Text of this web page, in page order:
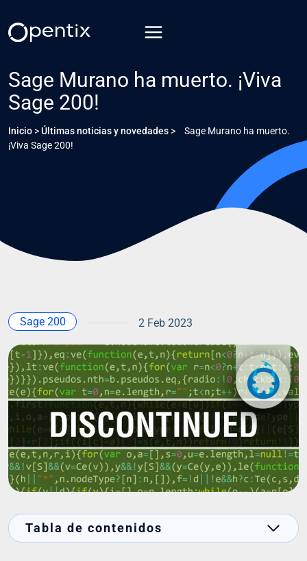
contenido
Sage Murano ha muerto. ¡Viva
Sage 200!
Inicio >Últimas noticias y novedades >
Sage Murano ha muerto.
¡Viva Sage 200!
Sage 200 2 Feb 2023
Tabla de contenidos